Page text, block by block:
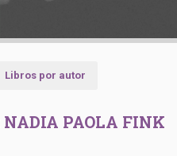
Libros por autor
NADIA PAOLA FINK